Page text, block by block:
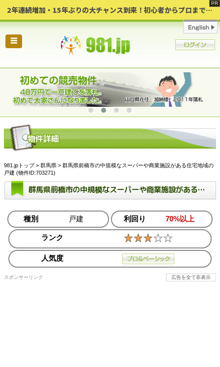
2年連続増加・15年ぶりの大チャンス到来！初心者からプロまで網羅する「競売不動産・超実践投資セミナー」♦神奈川県 横浜 in 神奈川
☰
981.jpトップ> 群馬県 > 群馬県前橋市の中規模なスーパーや商業施設がある住宅地域の
戸建 (物件ID:703271)
群馬県前橋市の中規模なスーパーや商業施設がある住宅地域の戸建
種別 戸建 利回り 70%以上
ランク
人気度
スポンサーリンク 広告を全て非表示